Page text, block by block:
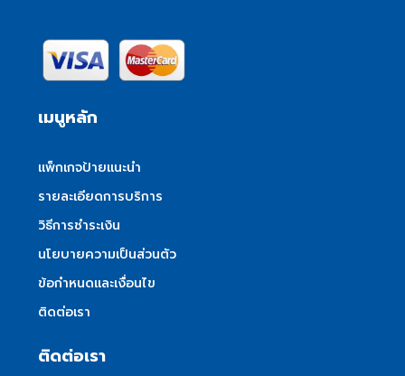
เมนูหลัก
แพ็กเกจป้ายแนะนำ
รายละเอียดการบริการ
วิธีการชำระเงิน
นโยบายความเป็นส่วนตัว
ข้อกำหนดและเงื่อนไข
ติดต่อเรา
ติดต่อเรา